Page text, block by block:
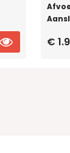
PRODUCT
€